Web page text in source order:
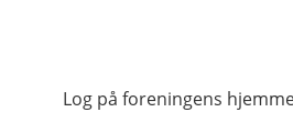
Log på foreningens